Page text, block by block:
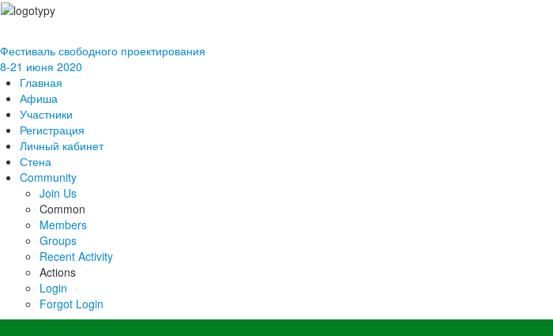
Фестиваль свободного проектирования
8-21 июня 2020
Главная
Афиша
Участники
Регистрация
Личный кабинет
Стена
Community
Join Us
Common
Members
Groups
Recent Activity
Actions
Login
Forgot Login